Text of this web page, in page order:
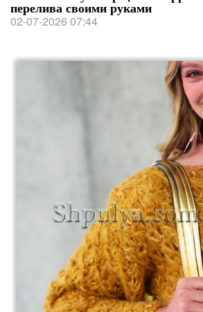
перелива своими руками
02-07-2026 07:44